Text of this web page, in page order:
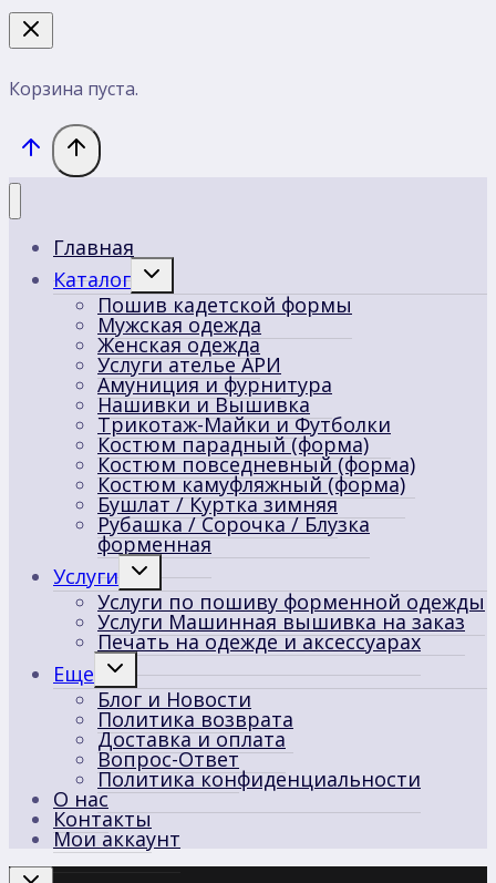
Корзина пуста.
Главная
Каталог
Переключить
меню
Пошив кадетской формы
Мужская одежда
Женская одежда
Услуги ателье АРИ
Амуниция и фурнитура
Нашивки и Вышивка
Трикотаж-Майки и Футболки
Костюм парадный (форма)
Костюм повседневный (форма)
Костюм камуфляжный (форма)
Бушлат / Куртка зимняя
Рубашка / Сорочка / Блузка
форменная
Услуги
Переключить
дочернее
меню
Услуги по пошиву форменной одежды
Услуги Машинная вышивка на заказ
Печать на одежде и аксессуарах
Еще
Переключить
дочернее
меню
Блог и Новости
Политика возврата
Доставка и оплата
Вопрос-Ответ
Политика конфиденциальности
О нас
Контакты
Мои аккаунт